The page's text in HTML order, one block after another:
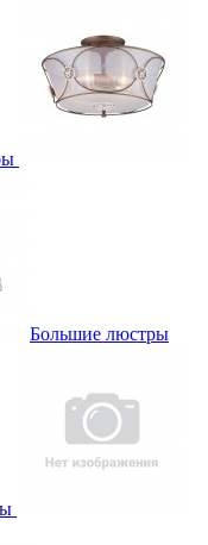
Большие люстры